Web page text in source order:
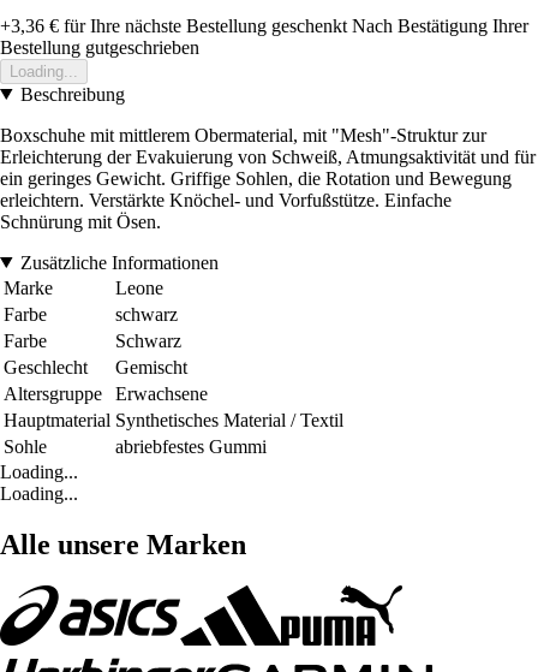
+3,36 € für Ihre nächste Bestellung geschenkt Nach Bestätigung Ihrer
Bestellung gutgeschrieben
Loading...
Beschreibung
Boxschuhe mit mittlerem Obermaterial, mit "Mesh"-Struktur zur
Erleichterung der Evakuierung von Schweiß, Atmungsaktivität und für
ein geringes Gewicht. Griffige Sohlen, die Rotation und Bewegung
erleichtern. Verstärkte Knöchel- und Vorfußstütze. Einfache
Schnürung mit Ösen.
Zusätzliche Informationen
Marke
Leone
Farbe
schwarz
Farbe
Schwarz
Geschlecht
Gemischt
Altersgruppe
Erwachsene
Hauptmaterial Synthetisches Material / Textil
Sohle
abriebfestes Gummi
Loading...
Loading...
Alle unsere Marken